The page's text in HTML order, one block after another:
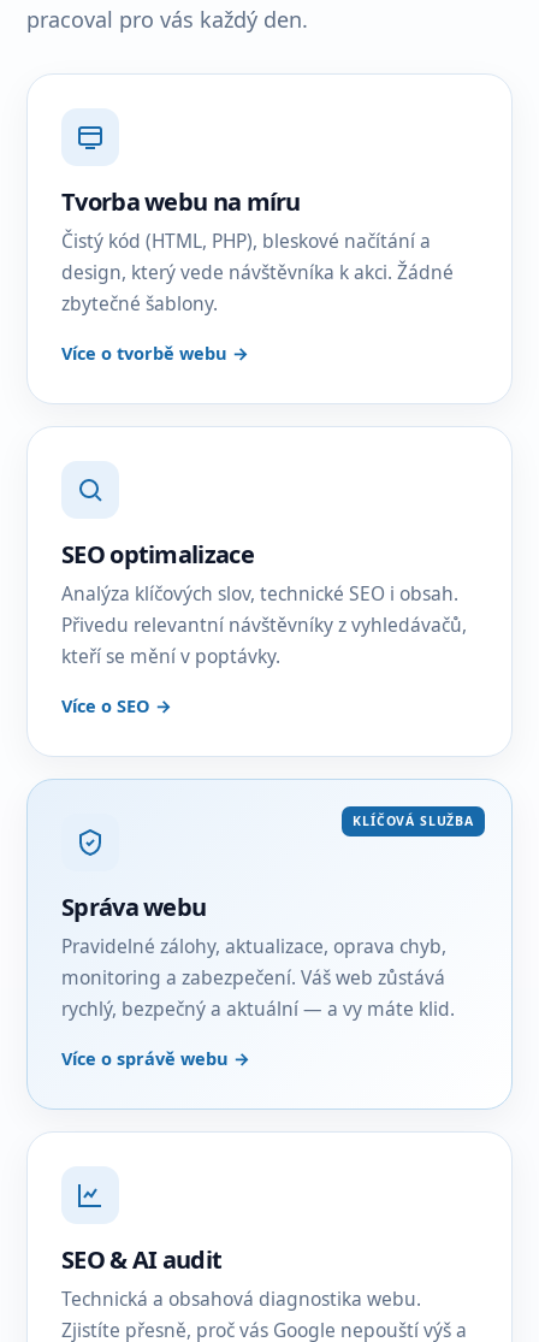
pracoval pro vás každý den.
Tvorba webu na míru
Čistý kód (HTML, PHP), bleskové načítání a
design, který vede návštěvníka k akci. Žádné
zbytečné šablony.
Více o tvorbě webu →
SEO optimalizace
Analýza klíčových slov, technické SEO i obsah.
Přivedu relevantní návštěvníky z vyhledávačů,
kteří se mění v poptávky.
Více o SEO →
KLÍČOVÁ SLUŽBA
Správa webu
Pravidelné zálohy, aktualizace, oprava chyb,
monitoring a zabezpečení. Váš web zůstává
rychlý, bezpečný a aktuální — a vy máte klid.
Více o správě webu →
SEO & AI audit
Technická a obsahová diagnostika webu.
Zjistíte přesně, proč vás Google nepouští výš a